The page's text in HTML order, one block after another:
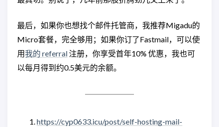
最后，如果你也想找个邮件托管商，我推荐Migadu的
Micro套餐，完全够用；如果你订了Fastmail，可以使
用我的 referral注册，你享受首年10% 优惠，我也可
以每月得到约0.5美元的余额。
https://cyp0633.icu/post/self-hosting-mail-